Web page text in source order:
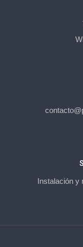
Instalación y